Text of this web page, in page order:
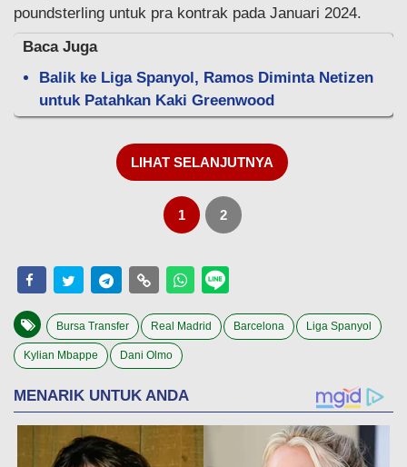
poundsterling untuk pra kontrak pada Januari 2024.
Baca Juga
Balik ke Liga Spanyol, Ramos Diminta Netizen
untuk Patahkan Kaki Greenwood
LIHAT SELANJUTNYA
1 2
Bursa Transfer Real Madrid Barcelona Liga Spanyol
Kylian Mbappe Dani Olmo